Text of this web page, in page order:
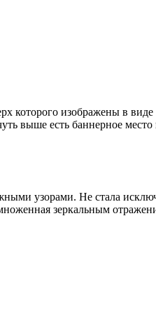
которого изображены в
выше есть баннерное
узорами. Не стала
зеркальным